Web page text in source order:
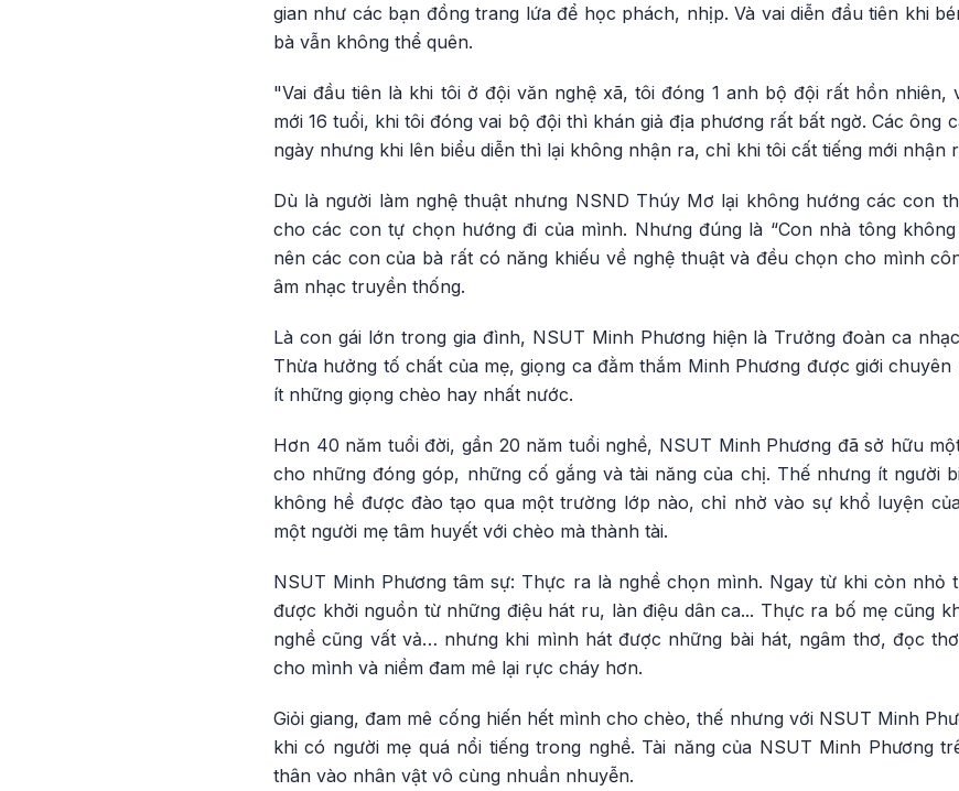
gian như các bạn đồng trang lứa để học phách, nhịp. Và vai diễn đầu tiên khi
bà vẫn không thể quên.
"Vai đầu tiên là khi tôi ở đội văn nghệ xã, tôi đóng 1 anh bộ đội rất hồn nhiên,
mới 16 tuổi, khi tôi đóng vai bộ đội thì khán giả địa phương rất bất ngờ. Các ông
ngày nhưng khi lên biểu diễn thì lại không nhận ra, chỉ khi tôi cất tiếng mới nhận
Dù là người làm nghệ thuật nhưng NSND Thúy Mơ lại không hướng các con
cho các con tự chọn hướng đi của mình. Nhưng đúng là “Con nhà tông
nên các con của bà rất có năng khiếu về nghệ thuật và đều chọn cho mình
âm nhạc truyền thống.
Là con gái lớn trong gia đình, NSUT Minh Phương hiện là Trưởng đoàn ca
Thừa hưởng tố chất của mẹ, giọng ca đằm thắm Minh Phương được giới
ít những giọng chèo hay nhất nước.
Hơn 40 năm tuổi đời, gần 20 năm tuổi nghề, NSUT Minh Phương đã sở hữu
cho những đóng góp, những cố gắng và tài năng của chị. Thế nhưng ít người
không hề được đào tạo qua một trường lớp nào, chỉ nhờ vào sự khổ luyện
một người mẹ tâm huyết với chèo mà thành tài.
NSUT Minh Phương tâm sự: Thực ra là nghề chọn mình. Ngay từ khi còn nhỏ
được khởi nguồn từ những điệu hát ru, làn điệu dân ca... Thực ra bố mẹ cũng
nghề cũng vất vả… nhưng khi mình hát được những bài hát, ngâm thơ, đọc
cho mình và niềm đam mê lại rực cháy hơn.
Giỏi giang, đam mê cống hiến hết mình cho chèo, thế nhưng với NSUT Minh
khi có người mẹ quá nổi tiếng trong nghề. Tài năng của NSUT Minh Phương
thân vào nhân vật vô cùng nhuần nhuyễn.